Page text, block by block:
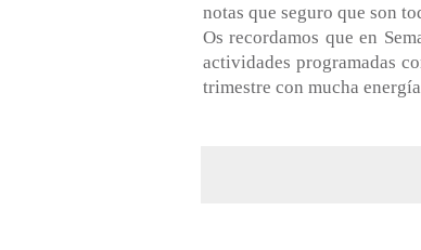
notas que seguro que son
Os recordamos que en
actividades programadas
trimestre con mucha